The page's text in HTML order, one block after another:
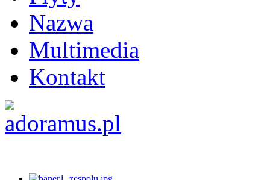
Nazwa
Multimedia
Kontakt